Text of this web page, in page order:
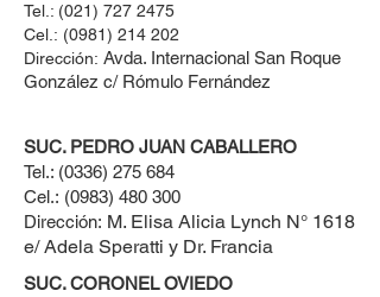
Tel.: (021) 727 2475
Cel.: (0981) 214 202
Dirección: Avda. Internacional San Roque
González c/ Rómulo Fernández
SUC. PEDRO JUAN CABALLERO
Tel.: (0336) 275 684
Cel.: (0983) 480 300
Dirección: M. Elisa Alicia Lynch N° 1618
e/ Adela Speratti y Dr. Francia
SUC. CORONEL OVIEDO